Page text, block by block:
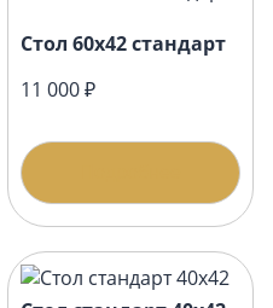
Стол 60х42 стандарт
11 000 ₽